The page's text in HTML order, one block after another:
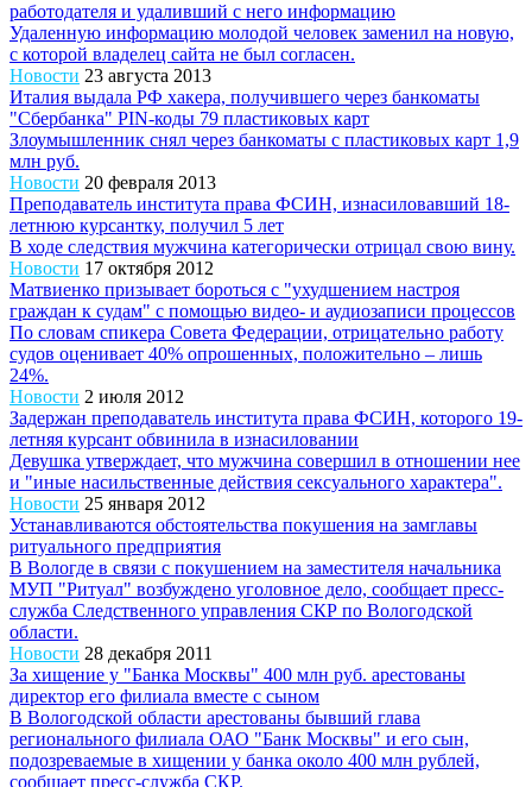
работодателя и удаливший с него информацию
Удаленную информацию молодой человек заменил на новую,
с которой владелец сайта не был согласен.
Новости 23 августа 2013
Италия выдала РФ хакера, получившего через банкоматы
"Сбербанка" PIN-коды 79 пластиковых карт
Злоумышленник снял через банкоматы с пластиковых карт 1,9
млн руб.
Новости 20 февраля 2013
Преподаватель института права ФСИН, изнасиловавший 18-
летнюю курсантку, получил 5 лет
В ходе следствия мужчина категорически отрицал свою вину.
Новости 17 октября 2012
Матвиенко призывает бороться с "ухудшением настроя
граждан к судам" с помощью видео- и аудиозаписи процессов
По словам спикера Совета Федерации, отрицательно работу
судов оценивает 40% опрошенных, положительно – лишь
24%.
Новости 2 июля 2012
Задержан преподаватель института права ФСИН, которого 19-
летняя курсант обвинила в изнасиловании
Девушка утверждает, что мужчина совершил в отношении нее
и "иные насильственные действия сексуального характера".
Новости 25 января 2012
Устанавливаются обстоятельства покушения на замглавы
ритуального предприятия
В Вологде в связи с покушением на заместителя начальника
МУП "Ритуал" возбуждено уголовное дело, сообщает пресс-
служба Следственного управления СКР по Вологодской
области.
Новости 28 декабря 2011
За хищение у "Банка Москвы" 400 млн руб. арестованы
директор его филиала вместе с сыном
В Вологодской области арестованы бывший глава
регионального филиала ОАО "Банк Москвы" и его сын,
подозреваемые в хищении у банка около 400 млн рублей,
сообщает пресс-служба СКР.